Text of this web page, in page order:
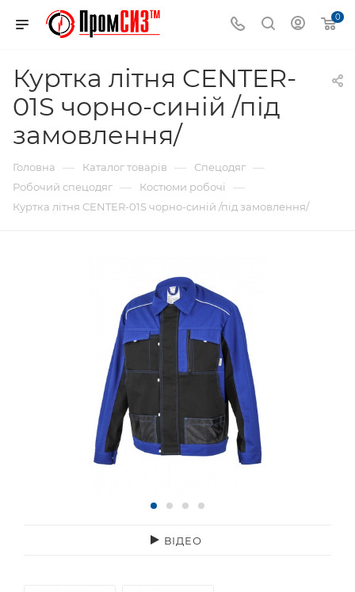
0
Куртка літня CENTER-
01S чорно-синій /під
замовлення/
Головна — Каталог товарів — Спецодяг —
Робочий спецодяг — Костюми робочі —
Куртка літня CENTER-01S чорно-синій /під замовлення/
ВІДЕО